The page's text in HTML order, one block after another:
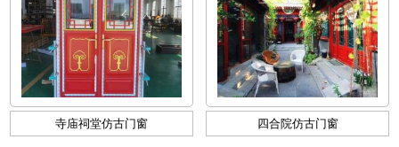
寺庙祠堂仿古门窗 四合院仿古门窗